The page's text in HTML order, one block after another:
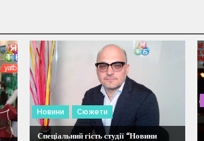
Новини Сюжети
Спеціальний гість студії “Новини